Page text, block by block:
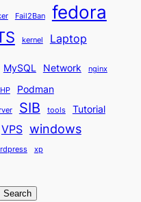
Fail2Ban fedora
kernel Laptop
MySQL Network nginx
Podman
SIB tools Tutorial
VPS windows
xp
Search